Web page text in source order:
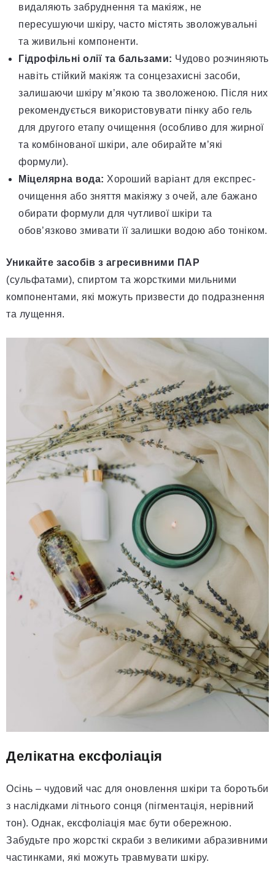
видаляють забруднення та макіяж, не
пересушуючи шкіру, часто містять зволожувальні
та живильні компоненти.
Гідрофільні олії та бальзами: Чудово розчиняють
навіть стійкий макіяж та сонцезахисні засоби,
залишаючи шкіру м’якою та зволоженою. Після них
рекомендується використовувати пінку або гель
для другого етапу очищення (особливо для жирної
та комбінованої шкіри, але обирайте м’які
формули).
Міцелярна вода: Хороший варіант для експрес-
очищення або зняття макіяжу з очей, але бажано
обирати формули для чутливої шкіри та
обов’язково змивати її залишки водою або тоніком.
Уникайте засобів з агресивними ПАР
(сульфатами), спиртом та жорсткими мильними
компонентами, які можуть призвести до подразнення
та лущення.
Делікатна ексфоліація
Осінь – чудовий час для оновлення шкіри та боротьби
з наслідками літнього сонця (пігментація, нерівний
тон). Однак, ексфоліація має бути обережною.
Забудьте про жорсткі скраби з великими абразивними
частинками, які можуть травмувати шкіру.